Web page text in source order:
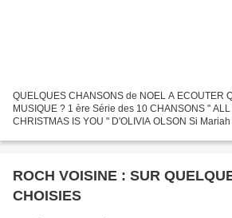
QUELQUES CHANSONS de NOEL A ECOUTER
MUSIQUE ? 1 ère Série des 10 CHANSONS " ALL
CHRISTMAS IS YOU " D'OLIVIA OLSON Si
ROCH VOISINE : SUR
CHOISIES